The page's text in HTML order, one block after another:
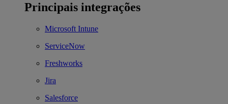
Principais integrações
Microsoft Intune
ServiceNow
Freshworks
Jira
Salesforce